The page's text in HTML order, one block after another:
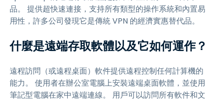
品。 提供超快速連接，支持所有類型的操作系統和內置易
用性，許多公司發現它是傳統 VPN 的經濟實惠替代品。
什麼是遠端存取軟體以及它如何運作？
遠程訪問（或遠程桌面）軟件提供遠程控制任何計算機的
能力。 使用者在辦公室電腦上安裝遠端桌面軟體，並使用
筆記型電腦在家中遠端連線。 用戶可以訪問所有軟件和文